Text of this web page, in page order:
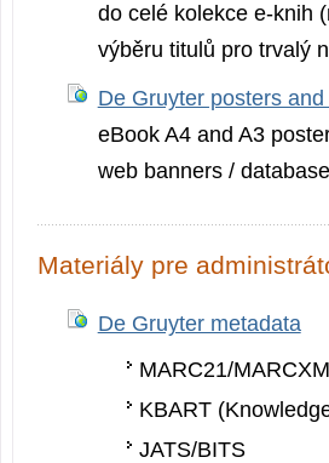
do celé kolekce e-knih
výběru titulů pro trvalý
De Gruyter posters
eBook A4 and A3
web banners /
Materiály pre
De Gruyter metadata
MARC21/
KBART
JATS/BITS